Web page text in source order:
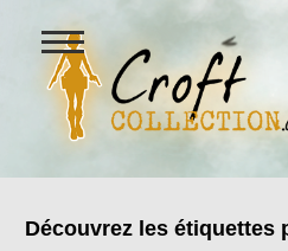
Ouvrir
le
menu
Résultats de
Découvrez les étiquettes